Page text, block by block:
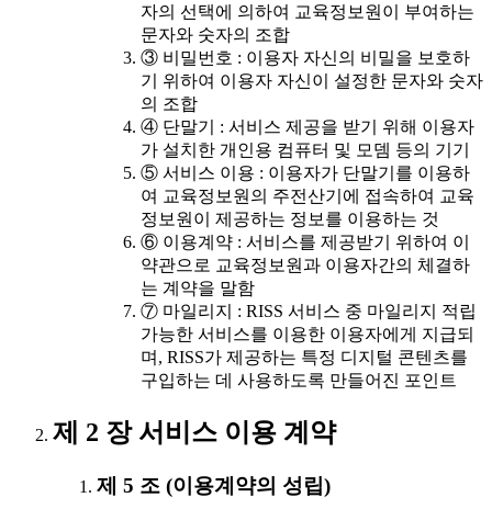
자의 선택에 의하여 교육정보원이 부여하는
문자와 숫자의 조합
③ 비밀번호 : 이용자 자신의 비밀을 보호하
기 위하여 이용자 자신이 설정한 문자와 숫자
의 조합
④ 단말기 : 서비스 제공을 받기 위해 이용자
가 설치한 개인용 컴퓨터 및 모뎀 등의 기기
⑤ 서비스 이용 : 이용자가 단말기를 이용하
여 교육정보원의 주전산기에 접속하여 교육
정보원이 제공하는 정보를 이용하는 것
⑥ 이용계약 : 서비스를 제공받기 위하여 이
약관으로 교육정보원과 이용자간의 체결하
는 계약을 말함
⑦ 마일리지 : RISS 서비스 중 마일리지 적립
가능한 서비스를 이용한 이용자에게 지급되
며, RISS가 제공하는 특정 디지털 콘텐츠를
구입하는 데 사용하도록 만들어진 포인트
제 2 장 서비스 이용 계약
제 5 조 (이용계약의 성립)